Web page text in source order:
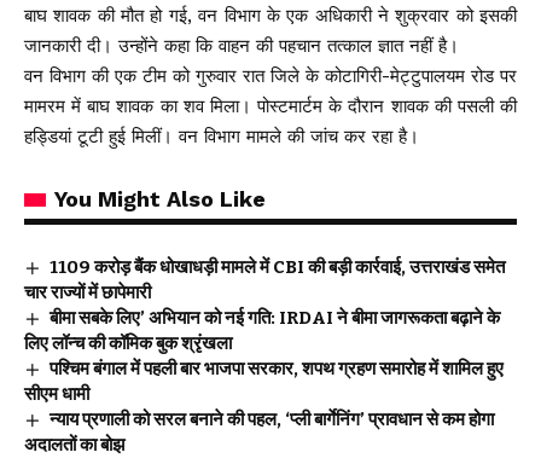
बाघ शावक की मौत हो गई, वन विभाग के एक अधिकारी ने शुक्रवार को इसकी
जानकारी दी। उन्होंने कहा कि वाहन की पहचान तत्काल ज्ञात नहीं है।
वन विभाग की एक टीम को गुरुवार रात जिले के कोटागिरी-मेट्टुपालयम रोड पर
मामरम में बाघ शावक का शव मिला। पोस्टमार्टम के दौरान शावक की पसली की
हड्डियां टूटी हुई मिलीं। वन विभाग मामले की जांच कर रहा है।
You Might Also Like
₹1109 करोड़ बैंक धोखाधड़ी मामले में CBI की बड़ी कार्रवाई, उत्तराखंड समेत
चार राज्यों में छापेमारी
बीमा सबके लिए’ अभियान को नई गति: IRDAI ने बीमा जागरूकता बढ़ाने के
लिए लॉन्च की कॉमिक बुक श्रृंखला
पश्चिम बंगाल में पहली बार भाजपा सरकार, शपथ ग्रहण समारोह में शामिल हुए
सीएम धामी
न्याय प्रणाली को सरल बनाने की पहल, ‘प्ली बार्गेनिंग’ प्रावधान से कम होगा
अदालतों का बोझ